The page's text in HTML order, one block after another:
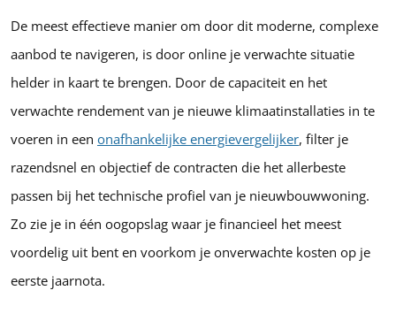
De meest effectieve manier om door dit moderne, complexe
aanbod te navigeren, is door online je verwachte situatie
helder in kaart te brengen. Door de capaciteit en het
verwachte rendement van je nieuwe klimaatinstallaties in te
voeren in een onafhankelijke energievergelijker, filter je
razendsnel en objectief de contracten die het allerbeste
passen bij het technische profiel van je nieuwbouwwoning.
Zo zie je in één oogopslag waar je financieel het meest
voordelig uit bent en voorkom je onverwachte kosten op je
eerste jaarnota.